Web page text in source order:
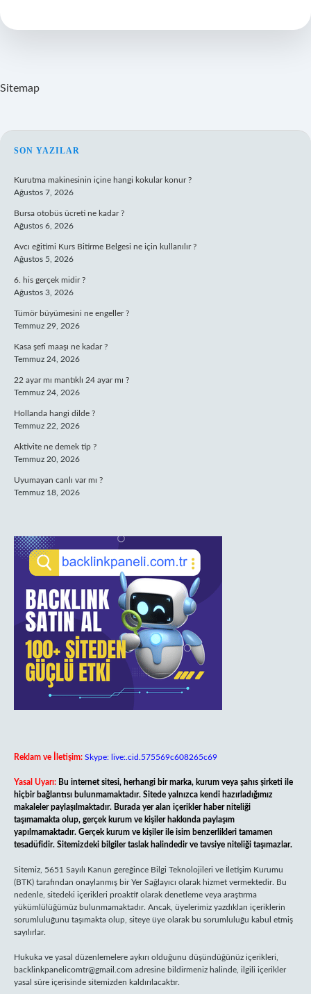
Gerekir
Sitemap
SIDEBAR
SON YAZILAR
Kurutma makinesinin içine hangi kokular konur ?
Ağustos 7, 2026
Bursa otobüs ücreti ne kadar ?
Ağustos 6, 2026
Avcı eğitimi Kurs Bitirme Belgesi ne için kullanılır ?
Ağustos 5, 2026
6. his gerçek midir ?
Ağustos 3, 2026
Tümör büyümesini ne engeller ?
Temmuz 29, 2026
Kasa şefi maaşı ne kadar ?
Temmuz 24, 2026
22 ayar mı mantıklı 24 ayar mı ?
Temmuz 24, 2026
Hollanda hangi dilde ?
Temmuz 22, 2026
Aktivite ne demek tip ?
Temmuz 20, 2026
Uyumayan canlı var mı ?
Temmuz 18, 2026
Reklam ve İletişim: Skype: live:.cid.575569c608265c69
Yasal Uyarı: Bu internet sitesi, herhangi bir marka, kurum veya şahıs şirketi ile
hiçbir bağlantısı bulunmamaktadır. Sitede yalnızca kendi hazırladığımız
makaleler paylaşılmaktadır. Burada yer alan içerikler haber niteliği
taşımamakta olup, gerçek kurum ve kişiler hakkında paylaşım
yapılmamaktadır. Gerçek kurum ve kişiler ile isim benzerlikleri tamamen
tesadüfidir. Sitemizdeki bilgiler taslak halindedir ve tavsiye niteliği taşımazlar.
Sitemiz, 5651 Sayılı Kanun gereğince Bilgi Teknolojileri ve İletişim Kurumu
(BTK) tarafından onaylanmış bir Yer Sağlayıcı olarak hizmet vermektedir. Bu
nedenle, sitedeki içerikleri proaktif olarak denetleme veya araştırma
yükümlülüğümüz bulunmamaktadır. Ancak, üyelerimiz yazdıkları içeriklerin
sorumluluğunu taşımakta olup, siteye üye olarak bu sorumluluğu kabul etmiş
sayılırlar.
Hukuka ve yasal düzenlemelere aykırı olduğunu düşündüğünüz içerikleri,
backlinkpanelicomtr@gmail.com adresine bildirmeniz halinde, ilgili içerikler
yasal süre içerisinde sitemizden kaldırılacaktır.